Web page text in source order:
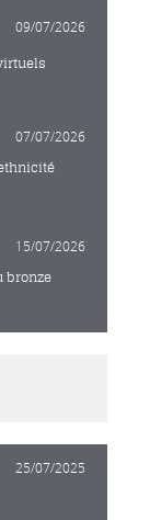
09/07/2026
07/07/2026
15/07/2026
bronze
25/07/2025